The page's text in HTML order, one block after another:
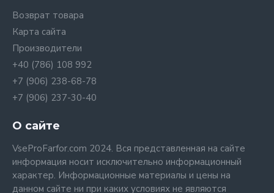
Возврат товара
Карта сайта
Производители
+40 (786) 108 992
+7 (906) 238-68-78
+7 (906) 237-30-40
О сайте
VseProFarfor.com 2024. Вся представленная на сайте
информация носит исключительно информационный
характер. Информационные материалы и цены на
данном сайте ни при каких условиях не являются